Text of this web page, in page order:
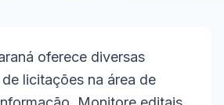
oferece diversas
licitações na área de